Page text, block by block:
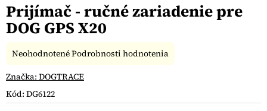
Prijímač - ručné zariadenie pre
DOG GPS X20
Kód: DG6122
Priemerné
produktu
0,0
NeohodnotenéPodrobnosti hodnotenia
Značka: DOGTRACE